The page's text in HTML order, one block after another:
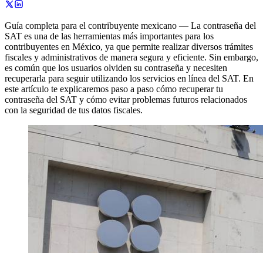
Guía completa para el contribuyente mexicano — La contraseña del
SAT es una de las herramientas más importantes para los
contribuyentes en México, ya que permite realizar diversos trámites
fiscales y administrativos de manera segura y eficiente. Sin embargo,
es común que los usuarios olviden su contraseña y necesiten
recuperarla para seguir utilizando los servicios en línea del SAT. En
este artículo te explicaremos paso a paso cómo recuperar tu
contraseña del SAT y cómo evitar problemas futuros relacionados
con la seguridad de tus datos fiscales.